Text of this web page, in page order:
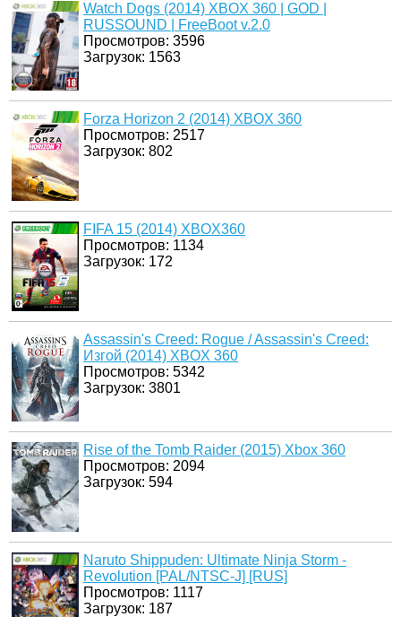
Watch Dogs (2014) XBOX 360 | GOD |
RUSSOUND | FreeBoot v.2.0
Просмотров: 3596
Загрузок: 1563
Forza Horizon 2 (2014) XBOX 360
Просмотров: 2517
Загрузок: 802
FIFA 15 (2014) XBOX360
Просмотров: 1134
Загрузок: 172
Assassin's Creed: Rogue / Assassin's Creed:
Изгой (2014) XBOX 360
Просмотров: 5342
Загрузок: 3801
Rise of the Tomb Raider (2015) Xbox 360
Просмотров: 2094
Загрузок: 594
Naruto Shippuden: Ultimate Ninja Storm -
Revolution [PAL/NTSC-J] [RUS]
Просмотров: 1117
Загрузок: 187